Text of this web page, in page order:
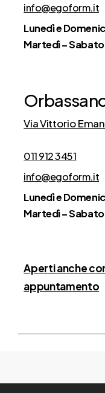
info@egoform.it
Lunedì e
Martedì –
Via Vittorio
011 912 3451
info@egoform.it
Lunedì e
Martedì –
Aperti anche
appuntamento